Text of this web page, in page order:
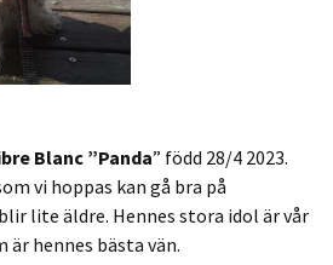
Blanc ”Panda” född 28/4 2023.
vi hoppas kan gå bra på
lite äldre. Hennes stora idol är vår
är hennes bästa vän.